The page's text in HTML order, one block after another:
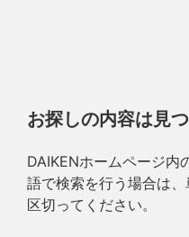
お探しの内容は見
DAIKENホームページ内
語で検索を行う場合は
区切ってください。